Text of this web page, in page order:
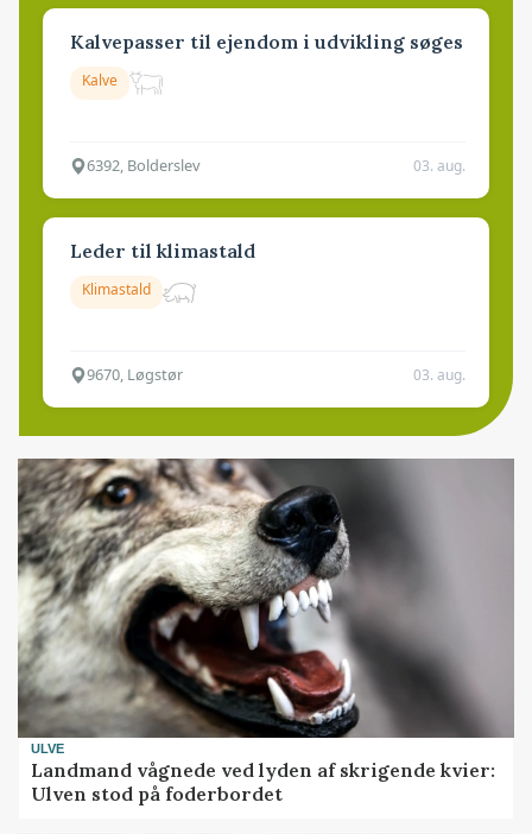
Kalvepasser til ejendom i udvikling søges
Kalve
6392, Bolderslev 03. aug.
Leder til klimastald
Klimastald
9670, Løgstør 03. aug.
ULVE
Landmand vågnede ved lyden af skrigende kvier:
Ulven stod på foderbordet